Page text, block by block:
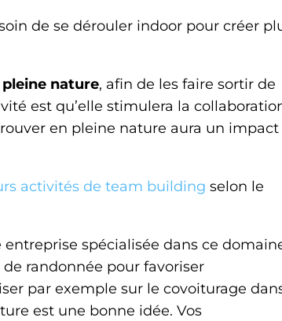
de se dérouler indoor pour créer
nature, afin de les faire sortir de
est qu’elle stimulera la
en pleine nature aura un impact
activités de team building selon le
spécialisée dans ce
randonnée pour favoriser
par exemple sur le covoiturage
est une bonne idée. Vos